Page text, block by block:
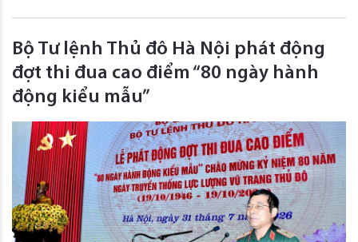
Bộ Tư lệnh Thủ đô Hà Nội phát động
đợt thi đua cao điểm “80 ngày hành
động kiểu mẫu”